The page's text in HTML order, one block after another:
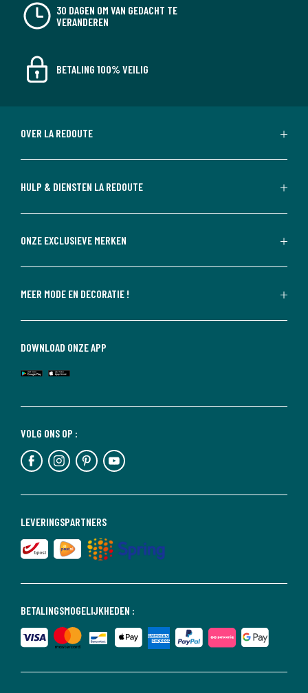
30 DAGEN OM VAN GEDACHT TE
VERANDEREN
BETALING 100% VEILIG
OVER LA REDOUTE
HULP & DIENSTEN LA REDOUTE
ONZE EXCLUSIEVE MERKEN
MEER MODE EN DECORATIE !
BETALINGSMOGELIJKHEDEN :
LEVERINGSPARTNERS
VOLG ONS OP :
DOWNLOAD ONZE APP